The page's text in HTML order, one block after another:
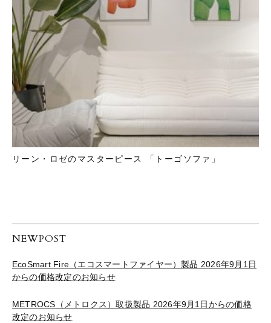
リーン・ロゼのマスターピース 「トーゴソファ」
NEWPOST
EcoSmart Fire（エコスマートファイヤー）製品 2026年9月1日
からの価格改定のお知らせ
METROCS（メトロクス）取扱製品 2026年9月1日からの価格
改定のお知らせ